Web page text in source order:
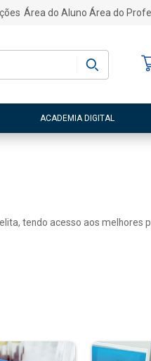
Área do Aluno Área do
ACADEMIA DIGITAL
tendo acesso aos melhores